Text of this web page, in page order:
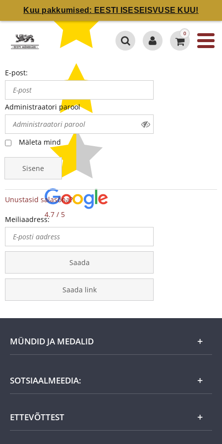
Kuu pakkumised: EESTI ISESEISVUSE KUU!
4.7 / 5
0
E-post:
Administraatori parool
Mäleta mind
Sisene
Unustasid salasõna?
Meiliaadress:
Saada
Saada link
MÜNDID JA MEDALID
Kuu eripakkumine
Kingiideed
Eesti tooted
SOTSIAALMEEDIA:
ETTEVÕTTEST